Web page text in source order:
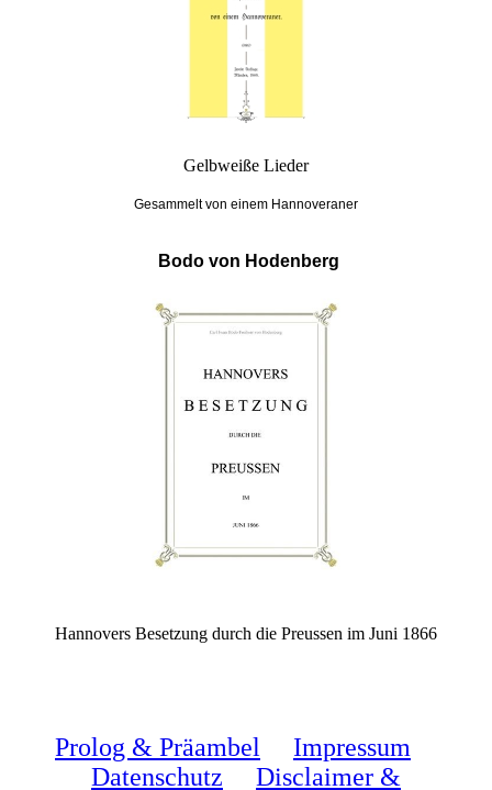
Gelbweiße Lieder
Gesammelt von einem Hannoveraner
Bodo von Hodenberg
Hannovers Besetzung durch die Preussen im Juni 1866
Prolog & Präambel
Impressum
Datenschutz
Disclaimer &